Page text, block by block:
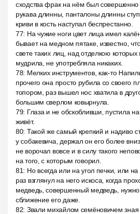
сходства фрак на нём был совершенно
рукава длинны, панталоны длинны
криви в кость наступал беспрестанно.
77: На чужие ноги цвет лица имел
бывает на медном пятаке, известно,
свете таких лиц, над отделкою которых
мудрила, не употребляла никаких.
78: Мелких инструментов, как-то
прочего она просто рубила со своего
топором, раз вышел нос хватила в
большим сверлом ковырнула.
79: Глаза и не обскобливши, пустила на
живёт.
80: Такой же самый крепкий и надиво
у собакевича, держал он его более
не ворочал вовсе и в силу такого
на того, с которым говорил.
81: Но всегда или на угол печки, или
раз взглянул на него искоса, когда
медведь, совершенный медведь, нужно
сближение его даже.
82: Звали михайлом семёновичем зная